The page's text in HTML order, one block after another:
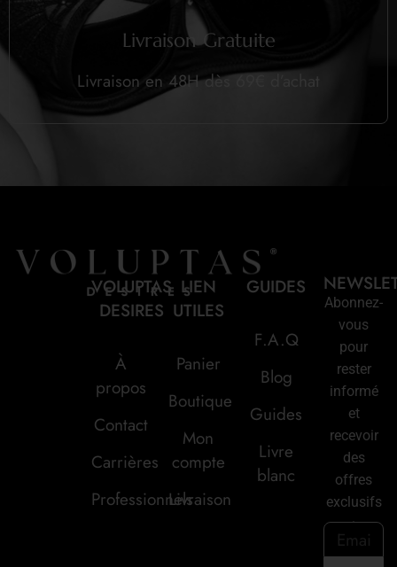
Livraison Gratuite
Livraison en 48H dès 69€ d’achat
VOLUPTAS
DESIRES
À
propos
Contact
Carrières
Professionnels
LIEN
UTILES
Panier
Boutique
Mon
compte
Livraison
GUIDES
F.A.Q
Blog
Guides
Livre
blanc
Abonnez-
vous
pour
rester
informé
et
recevoir
des
offres
exclusifs
: